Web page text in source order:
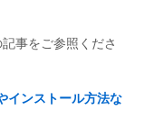
事をご参照くださ
ンストール方法な